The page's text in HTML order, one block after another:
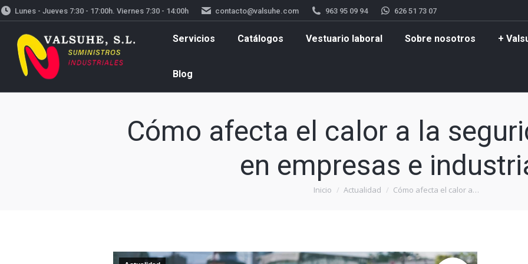
Lunes - Jueves 7:30 - 17:00h. Viernes 7:30 - 14:00h contacto@valsuhe.com 963 95 09 94 626 51 73 07
Servicios Catálogos Vestuario laboral Sobre nosotros +
Blog
Cómo afecta el calor a la
en empresas e
Estás aquí:
Inicio Actualidad Cómo afecta el calor a…
Servicios Catálogos Vestuario laboral Sobre nosotros + Valsuhe Contacto